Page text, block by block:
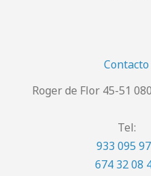
Contacto
Roger de Flor 45-51
Tel:
933 095
674 32 08